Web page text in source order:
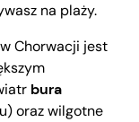
na plaży.
Chorwacji jest
bura
oraz wilgotne